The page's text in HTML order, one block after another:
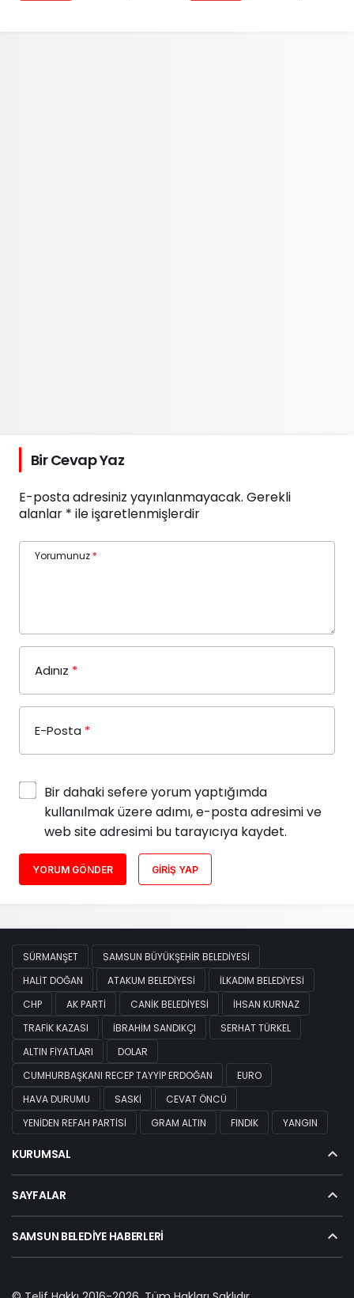
Bir Cevap Yaz
E-posta adresiniz yayınlanmayacak. Gerekli
alanlar * ile işaretlenmişlerdir
Yorumunuz *
Adınız *
E-Posta *
Bir dahaki sefere yorum yaptığımda
kullanılmak üzere adımı, e-posta adresimi ve
web site adresimi bu tarayıcıya kaydet.
YORUM GÖNDER GIRIŞ YAP
SÜRMANŞET
SAMSUN BÜYÜKŞEHIR BELEDIYESI
HALIT DOĞAN
ATAKUM BELEDIYESI
İLKADIM BELEDIYESI
CHP
AK PARTI CANIK BELEDIYESI
İHSAN KURNAZ
TRAFIK KAZASI
İBRAHIM SANDIKÇI
SERHAT TÜRKEL
ALTIN FIYATLARI
DOLAR
CUMHURBAŞKANI RECEP TAYYIP ERDOĞAN
EURO
HAVA DURUMU
SASKİ
CEVAT ÖNCÜ
YENIDEN REFAH PARTISI
GRAM ALTIN FINDIK YANGIN
KURUMSAL
SAYFALAR
SAMSUN BELEDIYE HABERLERI